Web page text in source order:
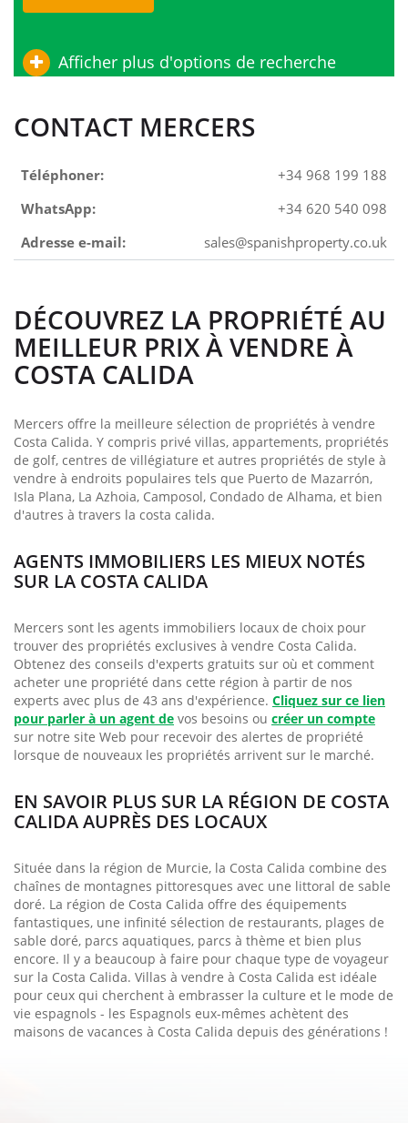
Afficher plus d'options de recherche
CONTACT MERCERS
Téléphoner:
+34 968 199 188
WhatsApp:
+34 620 540 098
Adresse e-mail:
sales@spanishproperty.co.uk
DÉCOUVREZ LA PROPRIÉTÉ AU
MEILLEUR PRIX À VENDRE À
COSTA CALIDA
Mercers offre la meilleure sélection de propriétés à vendre
Costa Calida. Y compris privé villas, appartements, propriétés
de golf, centres de villégiature et autres propriétés de style à
vendre à endroits populaires tels que Puerto de Mazarrón,
Isla Plana, La Azhoia, Camposol, Condado de Alhama, et bien
d'autres à travers la costa calida.
AGENTS IMMOBILIERS LES MIEUX NOTÉS
SUR LA COSTA CALIDA
Mercers sont les agents immobiliers locaux de choix pour
trouver des propriétés exclusives à vendre Costa Calida.
Obtenez des conseils d'experts gratuits sur où et comment
acheter une propriété dans cette région à partir de nos
experts avec plus de 43 ans d'expérience. Cliquez sur ce lien
pour parler à un agent de vos besoins ou créer un compte
sur notre site Web pour recevoir des alertes de propriété
lorsque de nouveaux les propriétés arrivent sur le marché.
EN SAVOIR PLUS SUR LA RÉGION DE COSTA
CALIDA AUPRÈS DES LOCAUX
Située dans la région de Murcie, la Costa Calida combine des
chaînes de montagnes pittoresques avec une littoral de sable
doré. La région de Costa Calida offre des équipements
fantastiques, une infinité sélection de restaurants, plages de
sable doré, parcs aquatiques, parcs à thème et bien plus
encore. Il y a beaucoup à faire pour chaque type de voyageur
sur la Costa Calida. Villas à vendre à Costa Calida est idéale
pour ceux qui cherchent à embrasser la culture et le mode de
vie espagnols - les Espagnols eux-mêmes achètent des
maisons de vacances à Costa Calida depuis des générations !